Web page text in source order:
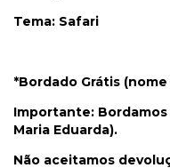
Tema: Safari
*Bordado Grátis
Importante: Bordamos
Maria Eduarda).
Não aceitamos